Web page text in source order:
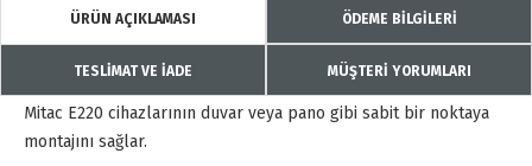
ÜRÜN AÇIKLAMASI ÖDEME BİLGİLERİ
TESLİMAT VE İADE MÜŞTERİ YORUMLARI
Mitac E220 cihazlarının duvar veya pano gibi sabit bir noktaya
montajını sağlar.